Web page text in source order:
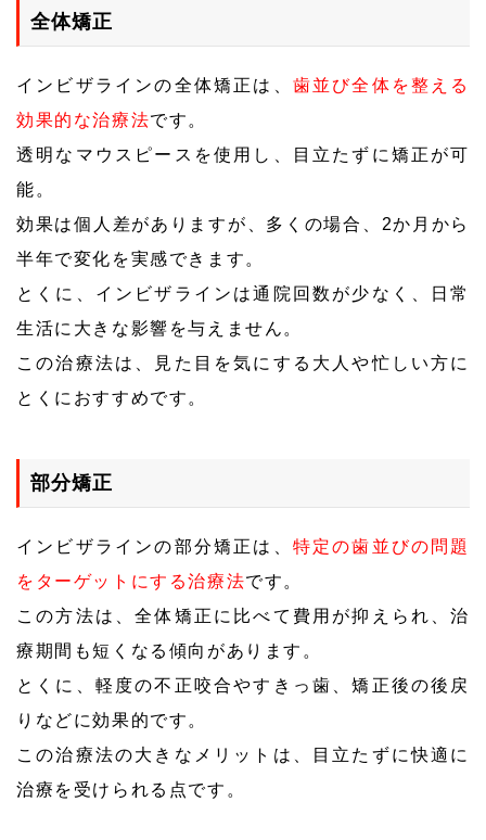
全体矯正
インビザラインの全体矯正は、 歯並び全体を整える
効果的な治療法です。
透明なマウスピースを使用し、目立たずに矯正が可
能。
効果は個人差がありますが、多くの場合、2か月から
半年で変化を実感できます。
とくに、インビザラインは通院回数が少なく、日常
生活に大きな影響を与えません。
この治療法は、見た目を気にする大人や忙しい方に
とくにおすすめです。
部分矯正
インビザラインの部分矯正は、 特定の歯並びの問題
をターゲットにする治療法です。
この方法は、全体矯正に比べて費用が抑えられ、治
療期間も短くなる傾向があります。
とくに、軽度の不正咬合やすきっ歯、矯正後の後戻
りなどに効果的です。
この治療法の大きなメリットは、目立たずに快適に
治療を受けられる点です。